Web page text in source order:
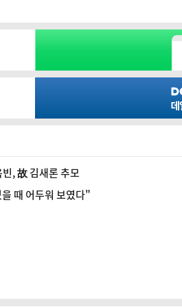
, 故 김새론 추모
때 어두워 보였다"